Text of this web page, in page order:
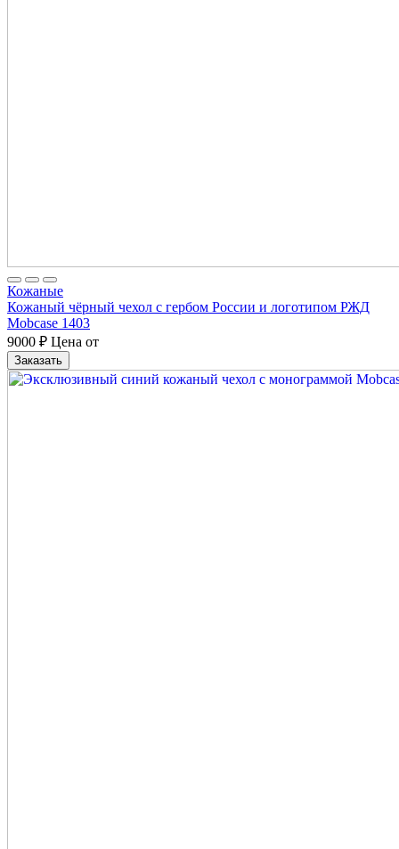
Кожаные
Кожаный чёрный чехол с гербом России и логотипом РЖД
Mobcase 1403
9000 ₽ Цена от
Заказать